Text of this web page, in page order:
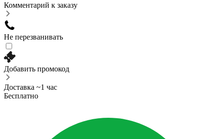
Комментарий к заказу
Не перезванивать
Добавить промокод
Доставка ~1 час
Бесплатно